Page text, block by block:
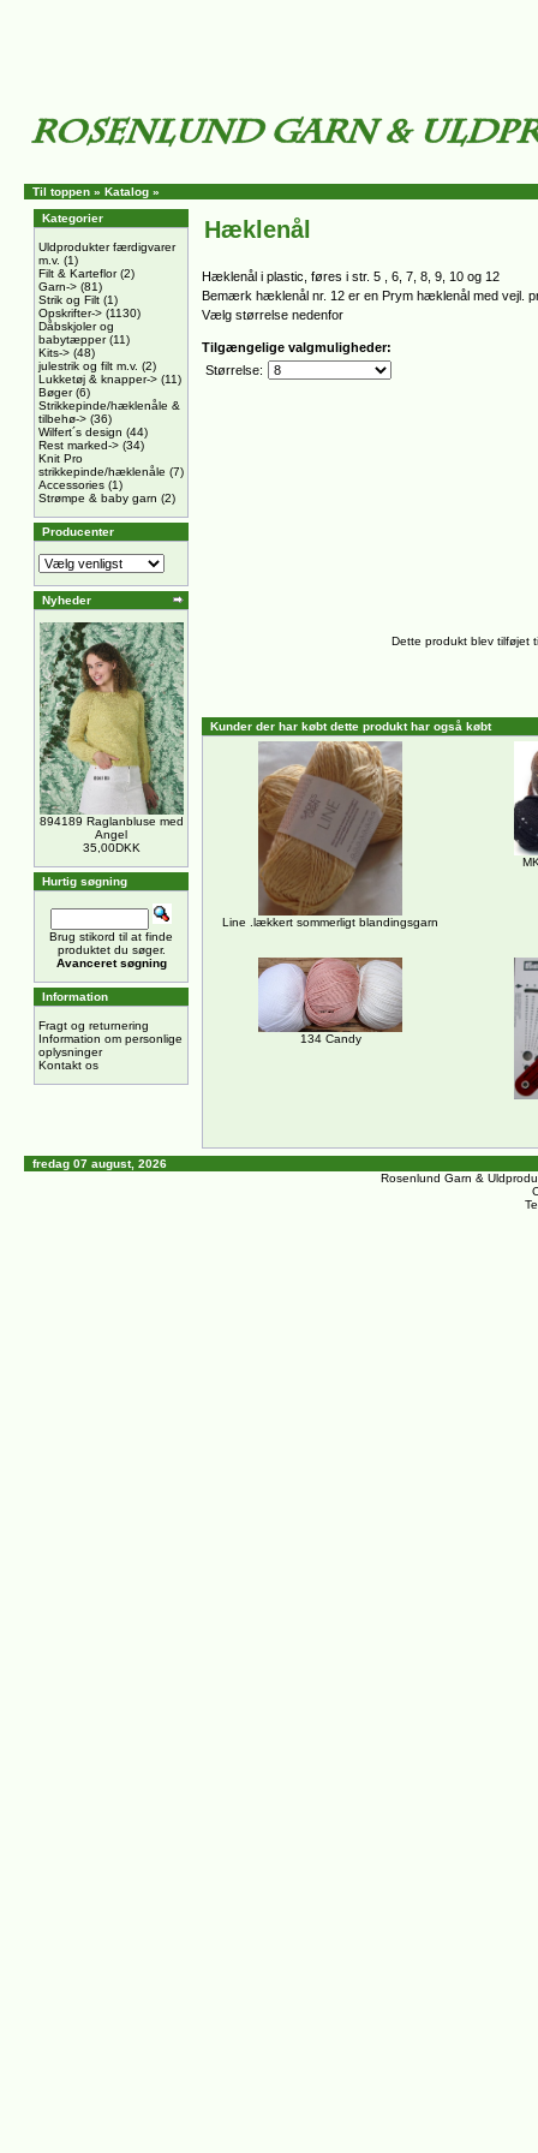
Til toppen » Katalog »
Kategorier
Uldprodukter færdigvarer
m.v. (1)
Filt & Karteflor(2)
Garn-> (81)
Strik og Filt (1)
Opskrifter-> (1130)
Dåbskjoler og
babytæpper(11)
Kits-> (48)
julestrik og filt m.v. (2)
Lukketøj & knapper-> (11)
Bøger(6)
Strikkepinde/hæklenåle &
tilbehø-> (36)
Wilfert´s design (44)
Rest marked-> (34)
Knit Pro
strikkepinde/hæklenåle (7)
Accessories (1)
Strømpe & baby garn (2)
Producenter
Nyheder
894189 Raglanbluse med
Angel
35,00DKK
Hurtig søgning
Brug stikord til at finde
produktet du søger.
Avanceret søgning
Information
Fragt og returnering
Information om personlige
oplysninger
Kontakt os
Hæklenål
Hæklenål i plastic, føres i str. 5 , 6, 7, 8, 9, 10 og 12
Bemærk hæklenål nr. 12 er en Prym hæklenål med vejl.
Vælg størrelse nedenfor
Tilgængelige valgmuligheder:
Størrelse:
Dette produkt blev tilføjet
Kunder der har købt dette produkt har også købt
Line .lækkert sommerligt blandingsgarn
134 Candy
fredag 07 august, 2026
Rosenlund Garn &